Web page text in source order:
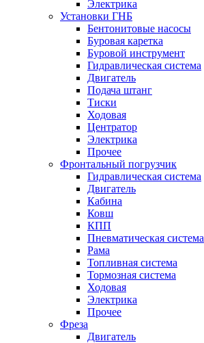
Электрика
Установки ГНБ
Бентонитовые насосы
Буровая каретка
Буровой инструмент
Гидравлическая система
Двигатель
Подача штанг
Тиски
Ходовая
Центратор
Электрика
Прочее
Фронтальный погрузчик
Гидравлическая система
Двигатель
Кабина
Ковш
КПП
Пневматическая система
Рама
Топливная система
Тормозная система
Ходовая
Электрика
Прочее
Фреза
Двигатель